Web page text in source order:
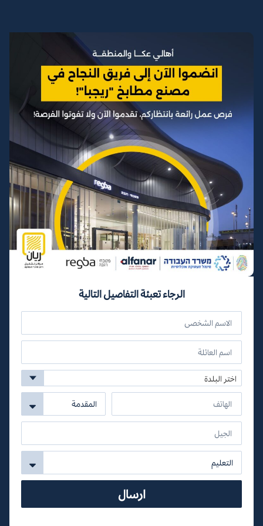
الرجاء تعبئة التفاصيل التالية
اختر البلدة
ارسال